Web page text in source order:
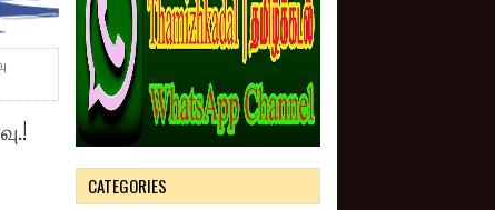
CATEGORIES